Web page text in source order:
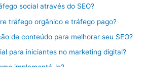
social através do SEO?
tráfego orgânico e tráfego pago?
de conteúdo para melhorar seu SEO?
para iniciantes no marketing digital?